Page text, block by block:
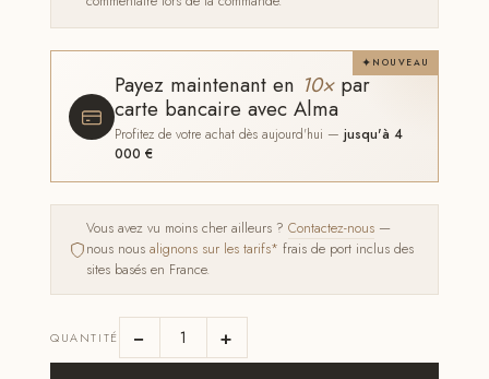
NOUVEAU
Payez maintenant en 10×par
carte bancaire avec Alma
Profitez de votre achat dès aujourd'hui —jusqu'à 4
000 €
Vous avez vu moins cher ailleurs ?Contactez-nous —
nous nousalignons sur les tarifs* frais de port inclus des
sites basés en France.
QUANTITÉ − +